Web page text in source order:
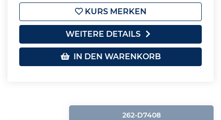
KURS MERKEN
WEITERE DETAILS
IN DEN WARENKORB
262-D7408